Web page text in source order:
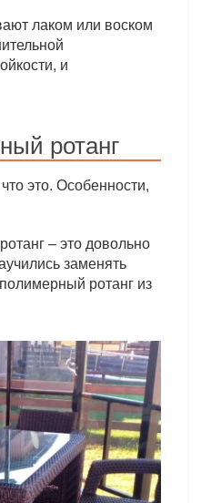
лаком или воском
и
ротанг
это. Особенности,
– это довольно
заменять
ротанг из